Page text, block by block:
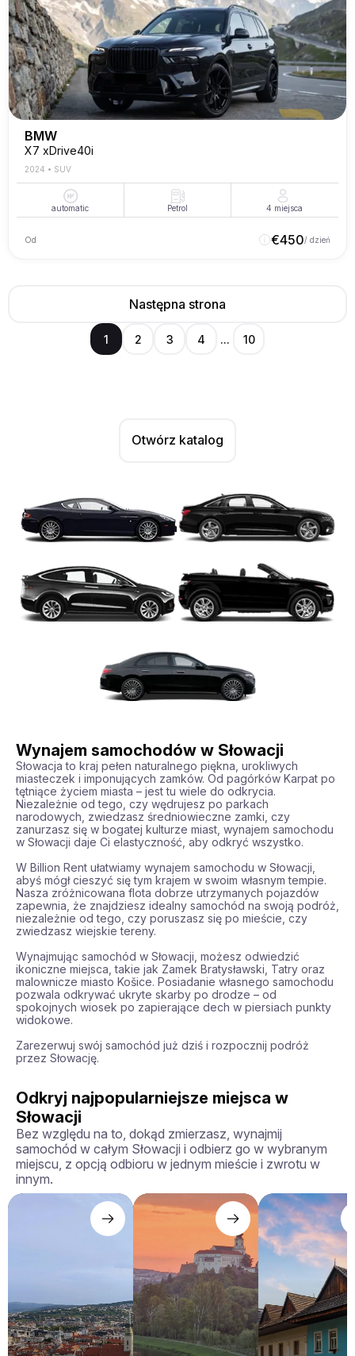
BMW
X7 xDrive40i
2024 • SUV
automatic Petrol 4 miejsca
Od €450/ dzień
Następna strona
1 2 3 4 ... 10
Otwórz katalog
Wynajem samochodów w Słowacji
Słowacja to kraj pełen naturalnego piękna, urokliwych
miasteczek i imponujących zamków. Od pagórków Karpat po
tętniące życiem miasta – jest tu wiele do odkrycia.
Niezależnie od tego, czy wędrujesz po parkach
narodowych, zwiedzasz średniowieczne zamki, czy
zanurzasz się w bogatej kulturze miast, wynajem samochodu
w Słowacji daje Ci elastyczność, aby odkryć wszystko.
W Billion Rent ułatwiamy wynajem samochodu w Słowacji,
abyś mógł cieszyć się tym krajem w swoim własnym tempie.
Nasza zróżnicowana flota dobrze utrzymanych pojazdów
zapewnia, że znajdziesz idealny samochód na swoją podróż,
niezależnie od tego, czy poruszasz się po mieście, czy
zwiedzasz wiejskie tereny.
Wynajmując samochód w Słowacji, możesz odwiedzić
ikoniczne miejsca, takie jak Zamek Bratysławski, Tatry oraz
malownicze miasto Košice. Posiadanie własnego samochodu
pozwala odkrywać ukryte skarby po drodze – od
spokojnych wiosek po zapierające dech w piersiach punkty
widokowe.
Zarezerwuj swój samochód już dziś i rozpocznij podróż
przez Słowację.
Odkryj najpopularniejsze miejsca w
Słowacji
Bez względu na to, dokąd zmierzasz, wynajmij
samochód w całym Słowacji i odbierz go w wybranym
miejscu, z opcją odbioru w jednym mieście i zwrotu w
innym.